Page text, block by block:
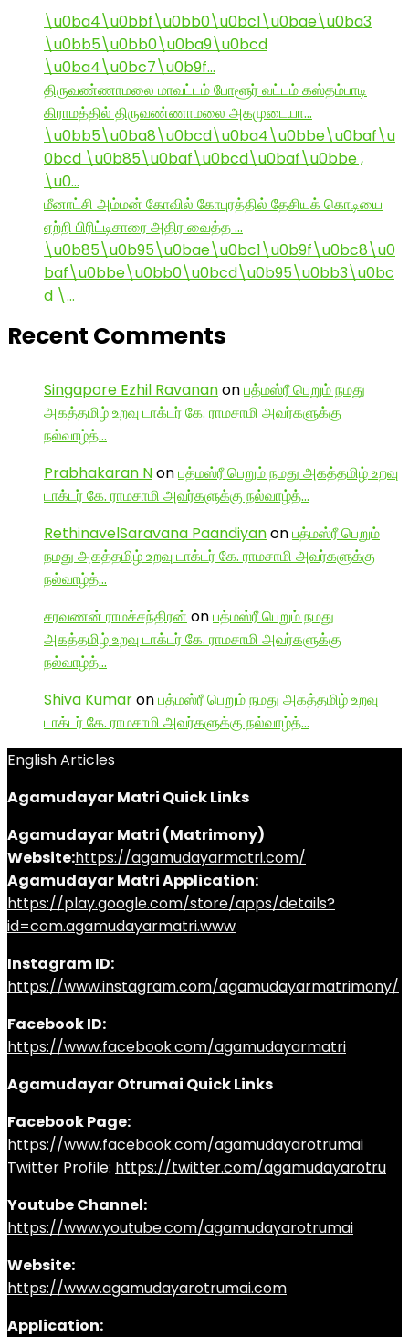
\u0ba4\u0bbf\u0bb0\u0bc1\u0bae\u0ba3
\u0bb5\u0bb0\u0ba9\u0bcd
\u0ba4\u0bc7\u0b9f…
திருவண்ணாமலை மாவட்டம் போளூர் வட்டம் கஸ்தம்பாடி
கிராமத்தில் திருவண்ணாமலை அகமுடையா…
\u0bb5\u0ba8\u0bcd\u0ba4\u0bbe\u0baf\u
0bcd \u0b85\u0baf\u0bcd\u0baf\u0bbe ,
\u0…
மீனாட்சி அம்மன் கோவில் கோபுரத்தில் தேசியக் கொடியை
ஏற்றி பிரிட்டிசாரை அதிர வைத்த …
\u0b85\u0b95\u0bae\u0bc1\u0b9f\u0bc8\u0
baf\u0bbe\u0bb0\u0bcd\u0b95\u0bb3\u0bc
d \…
Recent Comments
Singapore Ezhil Ravananonபத்மஸ்ரீ பெறும் நமது
அகத்தமிழ் உறவு டாக்டர் கே. ராமசாமி அவர்களுக்கு
நல்வாழ்த்…
Prabhakaran Nonபத்மஸ்ரீ பெறும் நமது அகத்தமிழ் உறவு
டாக்டர் கே. ராமசாமி அவர்களுக்கு நல்வாழ்த்…
RethinavelSaravana Paandiyanonபத்மஸ்ரீ பெறும்
நமது அகத்தமிழ் உறவு டாக்டர் கே. ராமசாமி அவர்களுக்கு
நல்வாழ்த்…
சரவணன் ராமச்சந்திரன் onபத்மஸ்ரீ பெறும் நமது
அகத்தமிழ் உறவு டாக்டர் கே. ராமசாமி அவர்களுக்கு
நல்வாழ்த்…
Shiva Kumaronபத்மஸ்ரீ பெறும் நமது அகத்தமிழ் உறவு
டாக்டர் கே. ராமசாமி அவர்களுக்கு நல்வாழ்த்…
English Articles
Agamudayar Matri Quick Links
Agamudayar Matri (Matrimony)
Website:https://agamudayarmatri.com/
Agamudayar Matri Application:
https://play.google.com/store/apps/details?
id=com.agamudayarmatri.www
Instagram ID:
https://www.instagram.com/agamudayarmatrimony/
Facebook ID:
https://www.facebook.com/agamudayarmatri
Agamudayar Otrumai Quick Links
Facebook Page:
https://www.facebook.com/agamudayarotrumai
Twitter Profile: https://twitter.com/agamudayarotru
Youtube Channel:
https://www.youtube.com/agamudayarotrumai
Website:
https://www.agamudayarotrumai.com
Application: